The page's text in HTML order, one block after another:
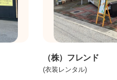
（株）フレンド
(衣装レンタル)